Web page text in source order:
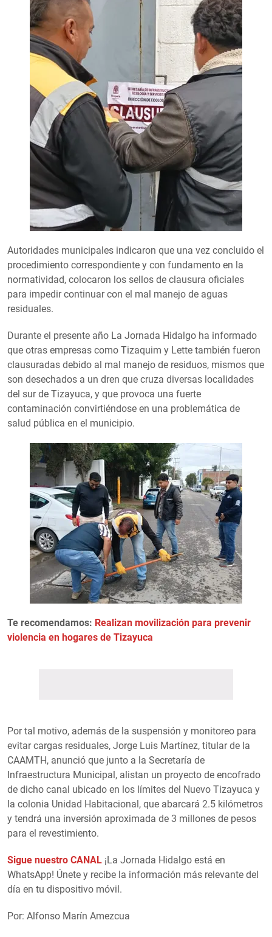
Autoridades municipales indicaron que una vez concluido el
procedimiento correspondiente y con fundamento en la
normatividad, colocaron los sellos de clausura oficiales
para impedir continuar con el mal manejo de aguas
residuales.
Durante el presente año La Jornada Hidalgo ha informado
que otras empresas como Tizaquim y Lette también fueron
clausuradas debido al mal manejo de residuos, mismos que
son desechados a un dren que cruza diversas localidades
del sur de Tizayuca, y que provoca una fuerte
contaminación convirtiéndose en una problemática de
salud pública en el municipio.
Te recomendamos: Realizan movilización para prevenir
violencia en hogares de Tizayuca
Por tal motivo, además de la suspensión y monitoreo para
evitar cargas residuales, Jorge Luis Martínez, titular de la
CAAMTH, anunció que junto a la Secretaría de
Infraestructura Municipal, alistan un proyecto de encofrado
de dicho canal ubicado en los límites del Nuevo Tizayuca y
la colonia Unidad Habitacional, que abarcará 2.5 kilómetros
y tendrá una inversión aproximada de 3 millones de pesos
para el revestimiento.
Sigue nuestro CANAL ¡La Jornada Hidalgo está en
WhatsApp! Únete y recibe la información más relevante del
día en tu dispositivo móvil.
Por: Alfonso Marín Amezcua